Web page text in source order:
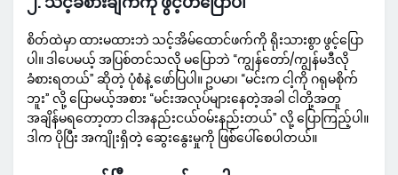
စိတ်ထဲမှာ ထားမထားဘဲ သင့်အိမ်ထောင်ဖက်ကို ရိုးသားစွာ ဖွင့်ပြော
ပါ။ ဒါပေမယ့် အပြစ်တင်သလို မပြောဘဲ “ကျွန်တော်/ကျွန်မဒီလို
ခံစားရတယ်” ဆိုတဲ့ ပုံစံနဲ့ ဖော်ပြပါ။ ဥပမာ၊ “မင်းက ငါ့ကို ဂရုမစိုက်
ဘူး” လို့ ပြောမယ့်အစား “မင်းအလုပ်များနေတဲ့အခါ ငါတို့အတူ
အချိန်မရတော့တာ ငါအနည်းငယ်ဝမ်းနည်းတယ်” လို့ ပြောကြည့်ပါ။
ဒါက ပိုပြီး အကျိုးရှိတဲ့ ဆွေးနွေးမှုကို ဖြစ်ပေါ်စေပါတယ်။